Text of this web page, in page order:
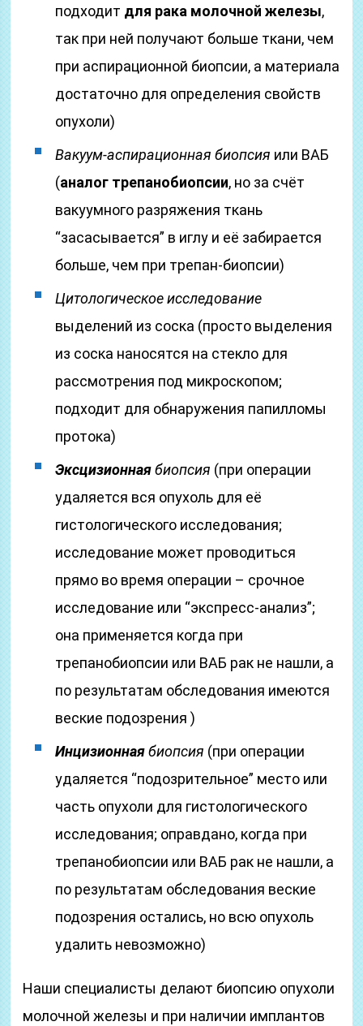
подходит для рака молочной железы,
так при ней получают больше ткани, чем
при аспирационной биопсии, а материала
достаточно для определения свойств
опухоли)
Вакуум-аспирационная биопсия или ВАБ
(аналог трепанобиопсии, но за счёт
вакуумного разряжения ткань
“засасывается” в иглу и её забирается
больше, чем при трепан-биопсии)
Цитологическое исследование
выделений из соска (просто выделения
из соска наносятся на стекло для
рассмотрения под микроскопом;
подходит для обнаружения папилломы
протока)
Эксцизионнаябиопсия (при операции
удаляется вся опухоль для её
гистологического исследования;
исследование может проводиться
прямо во время операции – срочное
исследование или “экспресс-анализ”;
она применяется когда при
трепанобиопсии или ВАБ рак не нашли, а
по результатам обследования имеются
веские подозрения )
Инцизионнаябиопсия (при операции
удаляется “подозрительное” место или
часть опухоли для гистологического
исследования; оправдано, когда при
трепанобиопсии или ВАБ рак не нашли, а
по результатам обследования веские
подозрения остались, но всю опухоль
удалить невозможно)
Наши специалисты делают биопсию опухоли
молочной железы и при наличии имплантов